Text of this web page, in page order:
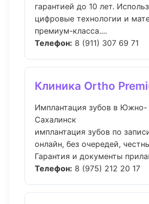
гарантией до 10 лет.
цифровые технологии и
премиум-класса....
Телефон: 8 (911) 307 69 71
Клиника Ortho
Имплантация зубов в Южно-
Сахалинск
имплантация зубов по
онлайн, без очередей,
Гарантия и документы
Телефон: 8 (975) 212 20 17